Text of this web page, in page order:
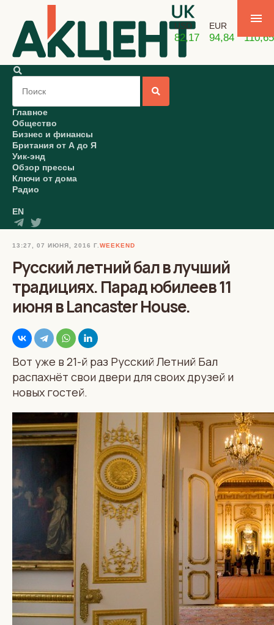
USD
82,17
EUR
94,84 110,65
Главное
Общество
Бизнес и финансы
Британия от А до Я
Уик-энд
Обзор прессы
Ключи от дома
Радио
EN
13:27, 07 ИЮНЯ, 2016 Г. WEEKEND
Русский летний бал в лучший
традициях. Парад юбилеев 11
июня в Lancaster House.
Вот уже в 21-й раз Русский Летний Бал
распахнёт свои двери для своих друзей и
новых гостей.